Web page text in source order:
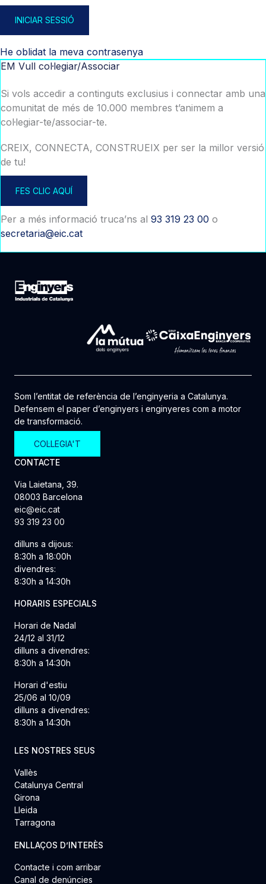
INICIAR SESSIÓ
He oblidat la meva contrasenya
EM Vull col·legiar/Associar
Si vols accedir a continguts exclusius i connectar amb una
comunitat de més de 10.000 membres t’animem a
col·legiar-te/associar-te.
CREIX, CONNECTA, CONSTRUEIX per ser la millor versió
de tu!
FES CLIC AQUÍ
Per a més informació truca’ns al 93 319 23 00 o
secretaria@eic.cat
Som l’entitat de referència de l’enginyeria a Catalunya.
Defensem el paper d’enginyers i enginyeres com a motor
de transformació.
COL·LEGIA'T
CONTACTE
Via Laietana, 39.
08003 Barcelona
eic@eic.cat
93 319 23 00
dilluns a dijous:
8:30h a 18:00h
divendres:
8:30h a 14:30h
HORARIS ESPECIALS
Horari de Nadal
24/12 al 31/12
dilluns a divendres:
8:30h a 14:30h
Horari d'estiu
25/06 al 10/09
dilluns a divendres:
8:30h a 14:30h
LES NOSTRES SEUS
Vallès
Catalunya Central
Girona
Lleida
Tarragona
ENLLAÇOS D’INTERÈS
Contacte i com arribar
Canal de denúncies